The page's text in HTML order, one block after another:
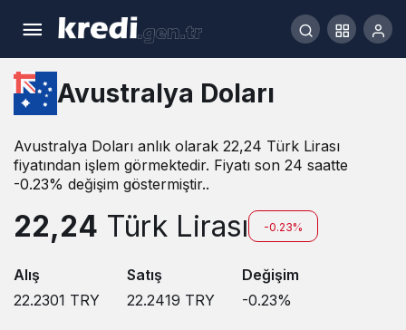
Avustralya Doları
Avustralya Doları anlık olarak 22,24 Türk Lirası
fiyatından işlem görmektedir. Fiyatı son 24 saatte
-0.23% değişim göstermiştir..
22,24 Türk Lirası -0.23%
Alış
22.2301 TRY
Satış
22.2419 TRY
Değişim
-0.23%